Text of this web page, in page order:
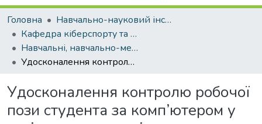
Головна
Навчально-науковий інститут здоров'я, реабілітації та фізичного виховання
Кафедра кіберспорту та інформаційних технологій
Навчальні, навчально-методичні видання
Удосконалення контролю робочої пози студента за комп’ютером у освітньому процесі
Удосконалення контролю робочої
пози студента за комп’ютером у